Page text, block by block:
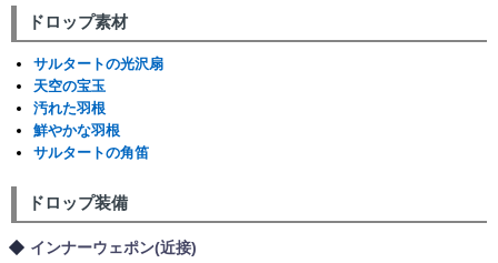
ドロップ素材
サルタートの光沢扇
天空の宝玉
汚れた羽根
鮮やかな羽根
サルタートの角笛
ドロップ装備
インナーウェポン(近接)